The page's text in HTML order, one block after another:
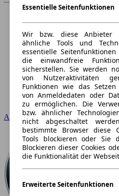
Essentielle Seitenfunktionen
Wir bzw. diese Anbieter
ähnliche Tools und
essentielle
die einwandfreie
sicherstellen. Sie werden
von Nutzeraktivitäten
Funktionen wie das
von Anmeldedaten oder
zu ermöglichen. Die
bzw. ähnlicher
nicht abgeschaltet
bestimmte Browser diese
Tools blockieren oder Sie
Blockieren dieser Cookies
die Funktionalität der
Erweiterte Seitenfunktionen
Audi